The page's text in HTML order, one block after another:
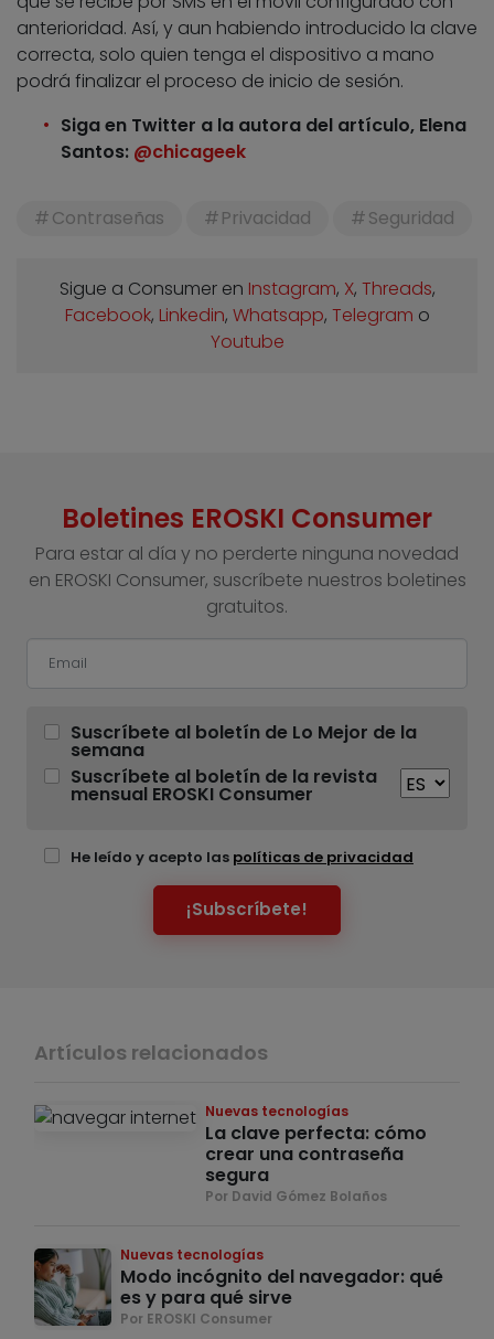
anterioridad. Así, y aun habiendo introducido la clave
correcta, solo quien tenga el dispositivo a mano
podrá finalizar el proceso de inicio de sesión.
Siga en Twitter a la autora del artículo, Elena
Santos: @chicageek
Contraseñas Privacidad Seguridad
Sigue a Consumer en Instagram, X, Threads,
Facebook, Linkedin, Whatsapp, Telegram o
Youtube
Boletines EROSKI Consumer
Para estar al día y no perderte ninguna novedad
en EROSKI Consumer, suscríbete nuestros boletines
gratuitos.
Suscríbete al boletín de Lo Mejor de la
semana
Suscríbete al boletín de la revista
mensual EROSKI Consumer
He leído y acepto las políticas de privacidad
¡Subscríbete!
Artículos relacionados
Nuevas tecnologías
La clave perfecta: cómo
crear una contraseña
segura
Por David Gómez Bolaños
Nuevas tecnologías
Modo incógnito del navegador: qué
es y para qué sirve
Por EROSKI Consumer